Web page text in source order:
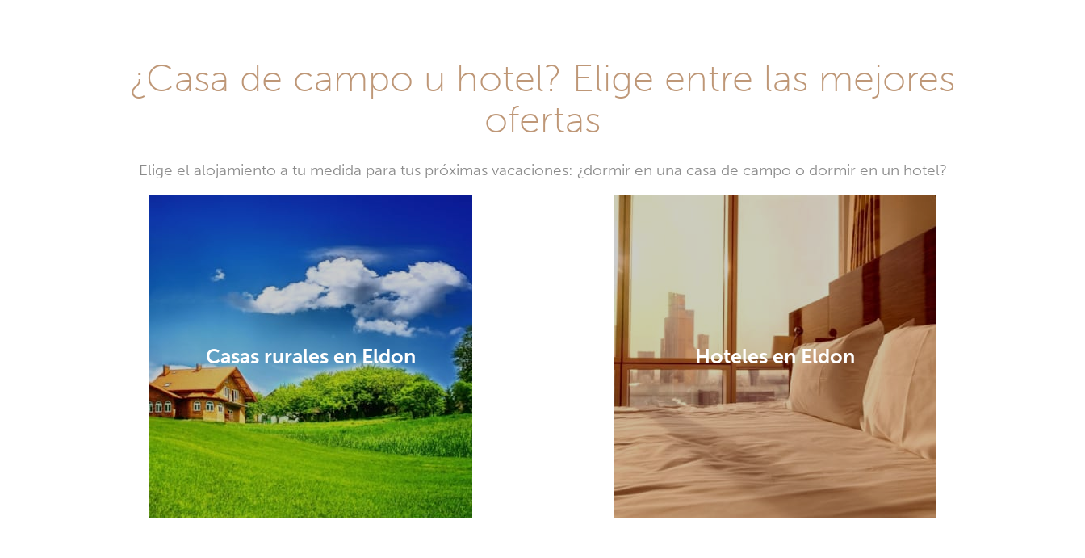
¿Casa de campo u hotel? Elige entre las mejores
ofertas
Elige el alojamiento a tu medida para tus próximas vacaciones: ¿dormir en una casa de campo o dormir en un hotel?
Casas rurales en Eldon Hoteles en Eldon